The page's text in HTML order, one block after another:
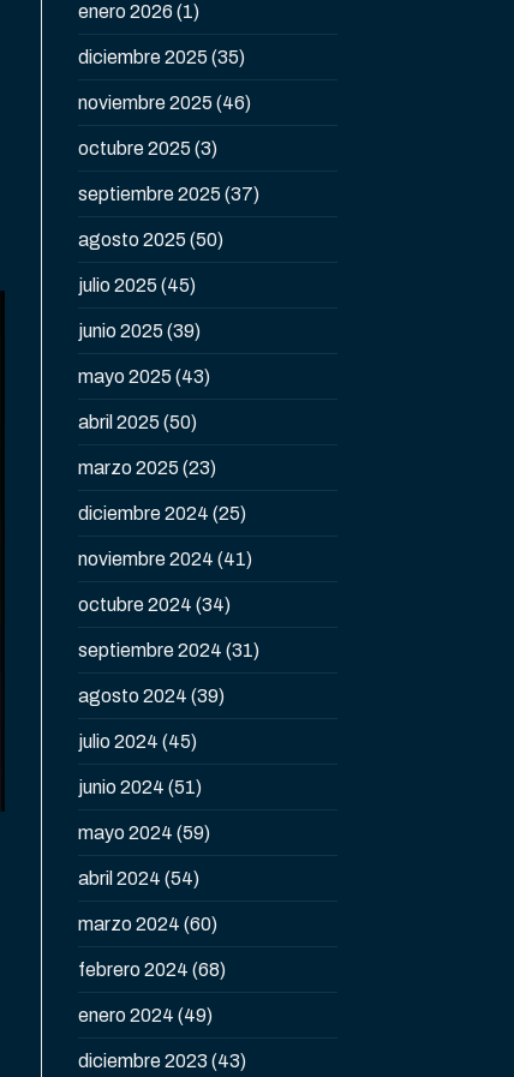
enero 2026 (1)
diciembre 2025 (35)
noviembre 2025 (46)
octubre 2025 (3)
septiembre 2025 (37)
agosto 2025 (50)
julio 2025 (45)
junio 2025 (39)
mayo 2025 (43)
abril 2025 (50)
marzo 2025 (23)
diciembre 2024 (25)
noviembre 2024 (41)
octubre 2024 (34)
septiembre 2024 (31)
agosto 2024 (39)
julio 2024 (45)
junio 2024 (51)
mayo 2024 (59)
abril 2024 (54)
marzo 2024 (60)
febrero 2024 (68)
enero 2024 (49)
diciembre 2023 (43)